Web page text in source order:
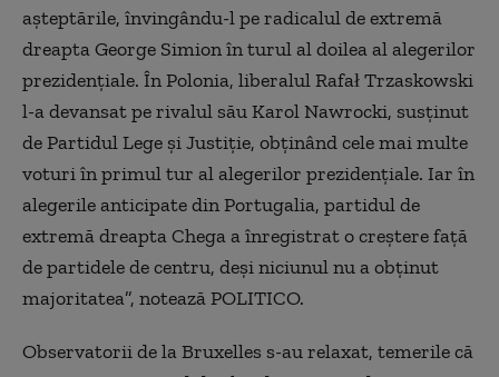
așteptările, învingându-l pe radicalul de extremă
dreapta George Simion în turul al doilea al alegerilor
prezidențiale. În Polonia, liberalul Rafał Trzaskowski
l-a devansat pe rivalul său Karol Nawrocki, susținut
de Partidul Lege și Justiție, obținând cele mai multe
voturi în primul tur al alegerilor prezidențiale. Iar în
alegerile anticipate din Portugalia, partidul de
extremă dreapta Chega a înregistrat o creștere față
de partidele de centru, deși niciunul nu a obținut
majoritatea”, notează POLITICO.
Observatorii de la Bruxelles s-au relaxat, temerile că